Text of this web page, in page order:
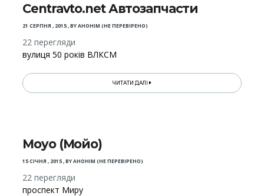
Centravto.net Автозапчасти
21 СЕРПНЯ , 2015,BYАНОНІМ (НЕ ПЕРЕВІРЕНО)
22 перегляди
вулиця 50 років ВЛКСМ
ЧИТАТИ ДАЛІ
Moyo (Мойо)
15 СІЧНЯ , 2015,BYАНОНІМ (НЕ ПЕРЕВІРЕНО)
22 перегляди
проспект Миру